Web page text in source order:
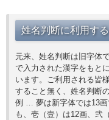
姓名判断に利用す
元来、姓名判断は旧字体
で入力された漢字をもと
います。ご利用される皆
すること無く、姓名判断
例 … 夢は新字体では13画
も、壱（壹）は12画、弐